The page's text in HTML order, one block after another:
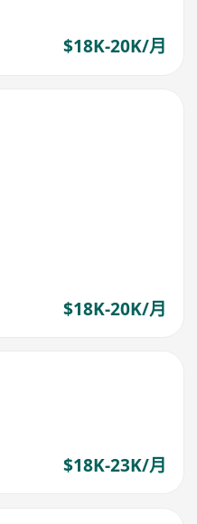
$18K-20K/月
$18K-20K/月
$18K-23K/月